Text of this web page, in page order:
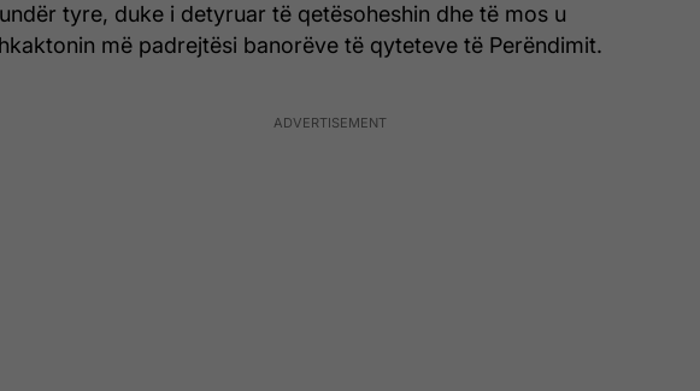
tyre, duke i detyruar të qetësoheshin dhe të mos u
më padrejtësi banorëve të qyteteve të Perëndimit.